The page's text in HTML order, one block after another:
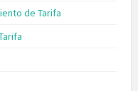
de Tarifa